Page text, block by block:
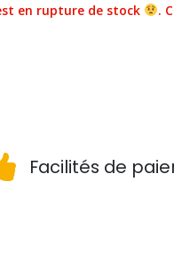
en rupture de stock
.
Facilités de